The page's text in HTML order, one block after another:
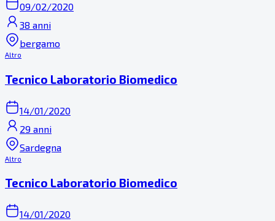
09/02/2020
38 anni
bergamo
Altro
Tecnico Laboratorio Biomedico
14/01/2020
29 anni
Sardegna
Altro
Tecnico Laboratorio Biomedico
14/01/2020